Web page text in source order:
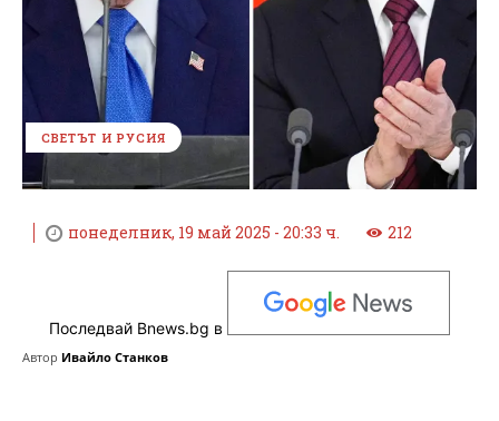
СВЕТЪТ И РУСИЯ
понеделник, 19 май 2025 - 20:33 ч. 212
Последвай Bnews.bg в
Автор Ивайло Станков